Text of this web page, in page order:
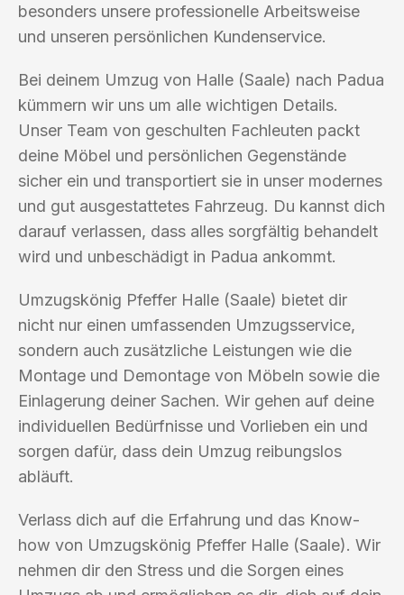
besonders unsere professionelle Arbeitsweise
und unseren persönlichen Kundenservice.
Bei deinem Umzug von Halle (Saale) nach Padua
kümmern wir uns um alle wichtigen Details.
Unser Team von geschulten Fachleuten packt
deine Möbel und persönlichen Gegenstände
sicher ein und transportiert sie in unser modernes
und gut ausgestattetes Fahrzeug. Du kannst dich
darauf verlassen, dass alles sorgfältig behandelt
wird und unbeschädigt in Padua ankommt.
Umzugskönig Pfeffer Halle (Saale) bietet dir
nicht nur einen umfassenden Umzugsservice,
sondern auch zusätzliche Leistungen wie die
Montage und Demontage von Möbeln sowie die
Einlagerung deiner Sachen. Wir gehen auf deine
individuellen Bedürfnisse und Vorlieben ein und
sorgen dafür, dass dein Umzug reibungslos
abläuft.
Verlass dich auf die Erfahrung und das Know-
how von Umzugskönig Pfeffer Halle (Saale). Wir
nehmen dir den Stress und die Sorgen eines